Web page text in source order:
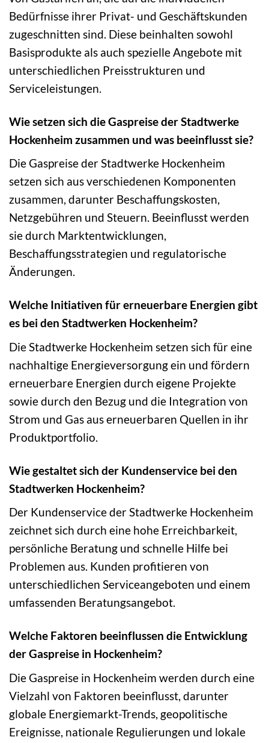
Bedürfnisse ihrer Privat- und Geschäftskunden
zugeschnitten sind. Diese beinhalten sowohl
Basisprodukte als auch spezielle Angebote mit
unterschiedlichen Preisstrukturen und
Serviceleistungen.
Wie setzen sich die Gaspreise der Stadtwerke
Hockenheim zusammen und was beeinflusst sie?
Die Gaspreise der Stadtwerke Hockenheim
setzen sich aus verschiedenen Komponenten
zusammen, darunter Beschaffungskosten,
Netzgebühren und Steuern. Beeinflusst werden
sie durch Marktentwicklungen,
Beschaffungsstrategien und regulatorische
Änderungen.
Welche Initiativen für erneuerbare Energien gibt
es bei den Stadtwerken Hockenheim?
Die Stadtwerke Hockenheim setzen sich für eine
nachhaltige Energieversorgung ein und fördern
erneuerbare Energien durch eigene Projekte
sowie durch den Bezug und die Integration von
Strom und Gas aus erneuerbaren Quellen in ihr
Produktportfolio.
Wie gestaltet sich der Kundenservice bei den
Stadtwerken Hockenheim?
Der Kundenservice der Stadtwerke Hockenheim
zeichnet sich durch eine hohe Erreichbarkeit,
persönliche Beratung und schnelle Hilfe bei
Problemen aus. Kunden profitieren von
unterschiedlichen Serviceangeboten und einem
umfassenden Beratungsangebot.
Welche Faktoren beeinflussen die Entwicklung
der Gaspreise in Hockenheim?
Die Gaspreise in Hockenheim werden durch eine
Vielzahl von Faktoren beeinflusst, darunter
globale Energiemarkt-Trends, geopolitische
Ereignisse, nationale Regulierungen und lokale